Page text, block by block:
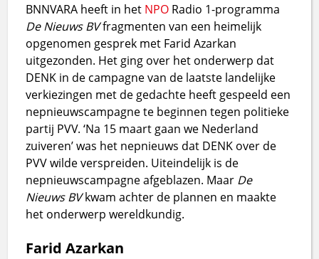
BNNVARA heeft in het NPO Radio 1-programma
De Nieuws BVfragmenten van een heimelijk
opgenomen gesprek met Farid Azarkan
uitgezonden. Het ging over het onderwerp dat
DENK in de campagne van de laatste landelijke
verkiezingen met de gedachte heeft gespeeld een
nepnieuwscampagne te beginnen tegen politieke
partij PVV. ‘Na 15 maart gaan we Nederland
zuiveren’ was het nepnieuws dat DENK over de
PVV wilde verspreiden. Uiteindelijk is de
nepnieuwscampagne afgeblazen. Maar De
Nieuws BVkwam achter de plannen en maakte
het onderwerp wereldkundig.
Farid Azarkan